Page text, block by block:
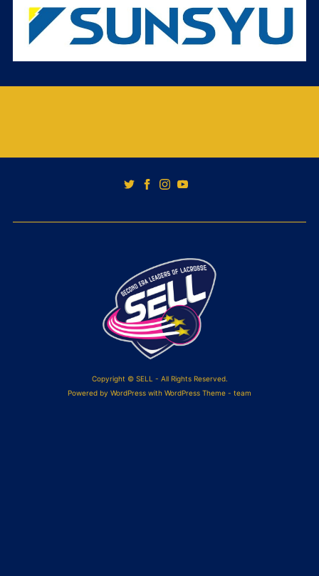
Copyright © SELL - All Rights Reserved.
Powered by WordPress with WordPress Theme - team